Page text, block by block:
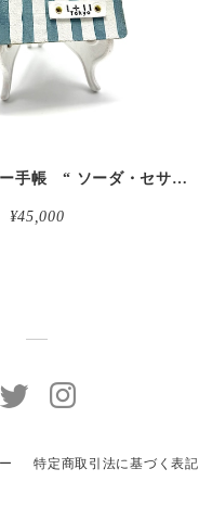
革mini6バインダー手帳 “ ソーダ・セサミシェイク 昼下がりのお茶会” 本革
¥45,000
特定商取引法に基づく表記